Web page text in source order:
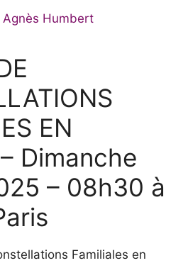
Agnès Humbert
EN
Dimanche
– 08h30 à
Familiales en